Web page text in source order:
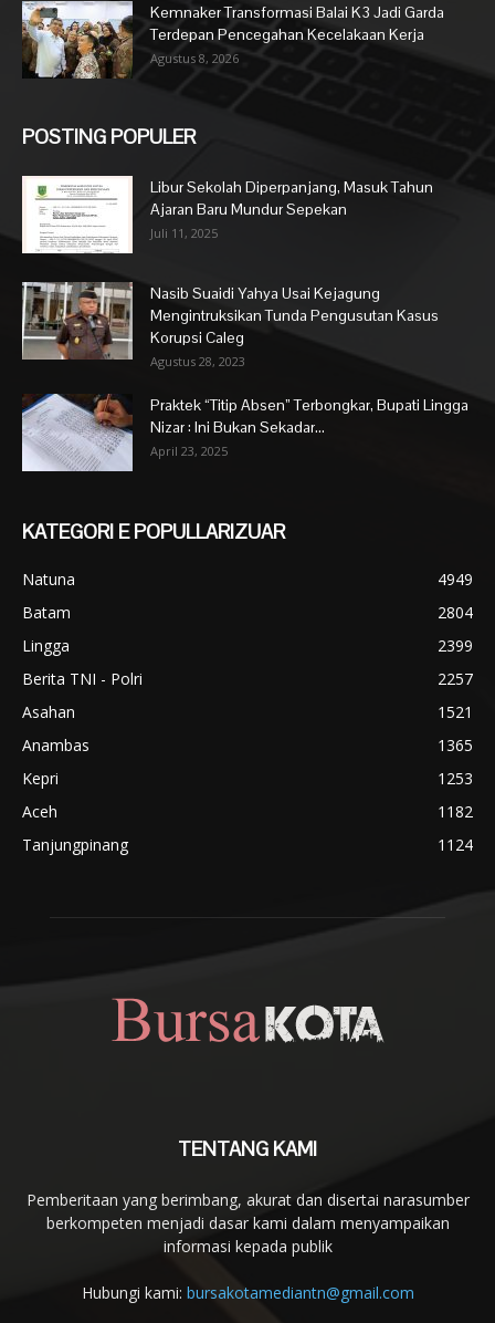
Kemnaker Transformasi Balai K3 Jadi Garda
Terdepan Pencegahan Kecelakaan Kerja
Agustus 8, 2026
POSTING POPULER
Libur Sekolah Diperpanjang, Masuk Tahun
Ajaran Baru Mundur Sepekan
Juli 11, 2025
Nasib Suaidi Yahya Usai Kejagung
Mengintruksikan Tunda Pengusutan Kasus
Korupsi Caleg
Agustus 28, 2023
Praktek “Titip Absen” Terbongkar, Bupati Lingga
Nizar : Ini Bukan Sekadar...
April 23, 2025
KATEGORI E POPULLARIZUAR
Natuna
4949
Batam
2804
Lingga
2399
Berita TNI - Polri
2257
Asahan
1521
Anambas
1365
Kepri
1253
Aceh
1182
Tanjungpinang
1124
TENTANG KAMI
Pemberitaan yang berimbang, akurat dan disertai narasumber
berkompeten menjadi dasar kami dalam menyampaikan
informasi kepada publik
Hubungi kami: bursakotamediantn@gmail.com